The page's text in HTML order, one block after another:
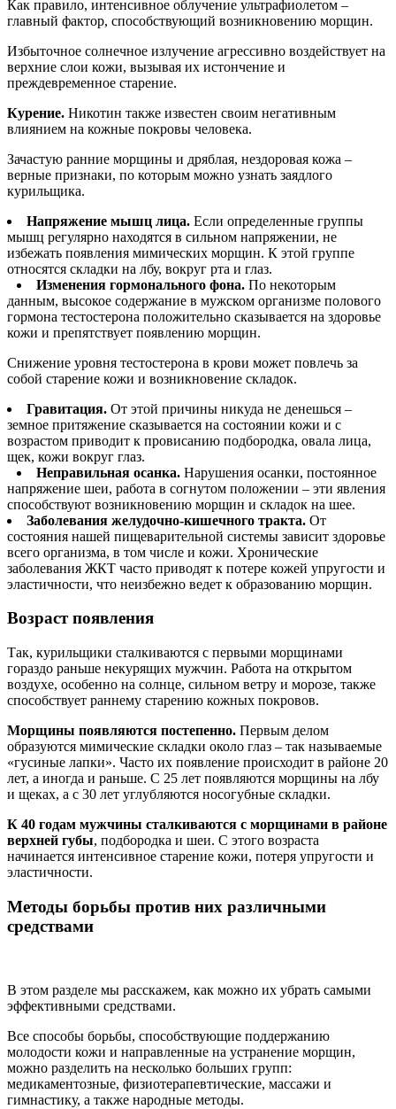
Как правило, интенсивное облучение ультрафиолетом –
главный фактор, способствующий возникновению морщин.
Избыточное солнечное излучение агрессивно воздействует на
верхние слои кожи, вызывая их истончение и
преждевременное старение.
Курение. Никотин также известен своим негативным
влиянием на кожные покровы человека.
Зачастую ранние морщины и дряблая, нездоровая кожа –
верные признаки, по которым можно узнать заядлого
курильщика.
Напряжение мышц лица. Если определенные группы
мышц регулярно находятся в сильном напряжении, не
избежать появления мимических морщин. К этой группе
относятся складки на лбу, вокруг рта и глаз.
Изменения гормонального фона. По некоторым
данным, высокое содержание в мужском организме полового
гормона тестостерона положительно сказывается на здоровье
кожи и препятствует появлению морщин.
Снижение уровня тестостерона в крови может повлечь за
собой старение кожи и возникновение складок.
Гравитация. От этой причины никуда не денешься –
земное притяжение сказывается на состоянии кожи и с
возрастом приводит к провисанию подбородка, овала лица,
щек, кожи вокруг глаз.
Неправильная осанка. Нарушения осанки, постоянное
напряжение шеи, работа в согнутом положении – эти явления
способствуют возникновению морщин и складок на шее.
Заболевания желудочно-кишечного тракта. От
состояния нашей пищеварительной системы зависит здоровье
всего организма, в том числе и кожи. Хронические
заболевания ЖКТ часто приводят к потере кожей упругости и
эластичности, что неизбежно ведет к образованию морщин.
Возраст появления
Так, курильщики сталкиваются с первыми морщинами
гораздо раньше некурящих мужчин. Работа на открытом
воздухе, особенно на солнце, сильном ветру и морозе, также
способствует раннему старению кожных покровов.
Морщины появляются постепенно. Первым делом
образуются мимические складки около глаз – так называемые
«гусиные лапки». Часто их появление происходит в районе 20
лет, а иногда и раньше. С 25 лет появляются морщины на лбу
и щеках, а с 30 лет углубляются носогубные складки.
К 40 годам мужчины сталкиваются с морщинами в районе
верхней губы, подбородка и шеи. С этого возраста
начинается интенсивное старение кожи, потеря упругости и
эластичности.
Методы борьбы против них различными
средствами
В этом разделе мы расскажем, как можно их убрать самыми
эффективными средствами.
Все способы борьбы, способствующие поддержанию
молодости кожи и направленные на устранение морщин,
можно разделить на несколько больших групп:
медикаментозные, физиотерапевтические, массажи и
гимнастику, а также народные методы.